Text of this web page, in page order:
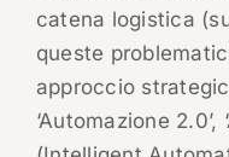
catena logistica
queste
approccio
‘Automazione